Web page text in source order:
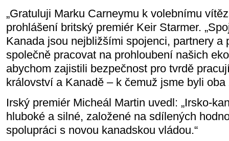
„Gratuluji Marku Carneymu k volebnímu
prohlášení britský premiér Keir Starmer.
Kanada jsou nejbližšími spojenci, partnery
společně pracovat na prohloubení našich
abychom zajistili bezpečnost pro tvrdě
království a Kanadě – k čemuž jsme byli oba
Irský premiér Micheál Martin uvedl: „Irsko-
hluboké a silné, založené na sdílených
spolupráci s novou kanadskou vládou.“